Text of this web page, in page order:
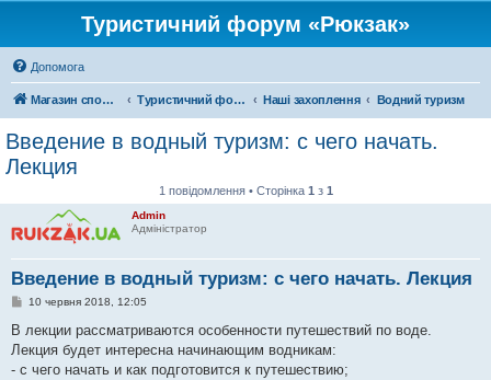
Туристичний форум «Рюкзак»
Допомога
Магазин спорядження Туристичний форум «Рюкзак» Наші захоплення Водний туризм
Введение в водный туризм: с чего начать.
Лекция
1 повідомлення • Сторінка 1 з 1
Admin
Адміністратор
Введение в водный туризм: с чего начать. Лекция
П
в
д
о
10 червня 2018, 12:05
В лекции рассматриваются особенности путешествий по воде.
Лекция будет интересна начинающим водникам:
- с чего начать и как подготовится к путешествию;